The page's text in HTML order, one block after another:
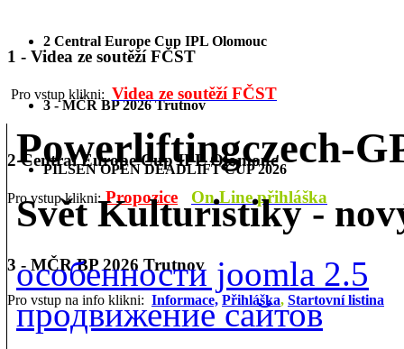
2 Central Europe Cup IPL Olomouc
3 - MČR BP 2026 Trutnov
PILSEN OPEN DEADLIFT CUP 2026
1 - Videa ze soutěží FČST
Pro vstup klikni: Videa ze soutěží FČST
2 Central Europe Cup IPL Olomouc
Pro vstup klikni: Propozice On Line přihláška
3 - MČR BP 2026 Trutnov
Pro vstup na info klikni: Informace, Přihláška, Startovní listina
Powerliftingczech-
Svět Kulturistiky -
особенности joomla 2.5
продвижение сайтов